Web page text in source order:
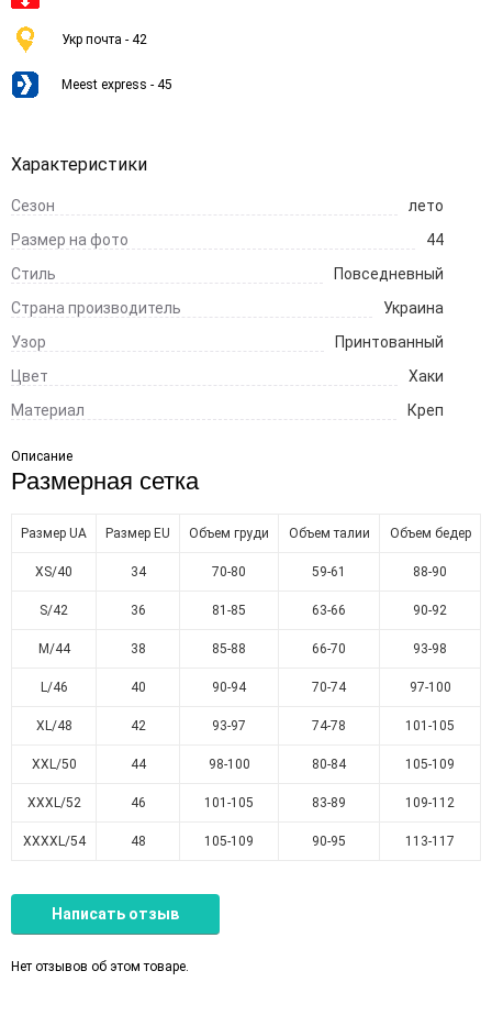
Укр почта - 42
Meest express - 45
Характеристики
Сезон
лето
Размер на фото
44
Стиль
Повседневный
Страна производитель
Украина
Узор
Принтованный
Цвет
Хаки
Материал
Креп
Описание
Размерная сетка
Размер UA Размер EU Объем груди Объем талии Объем бедер
XS/40 34 70-80 59-61 88-90
S/42 36 81-85 63-66 90-92
M/44 38 85-88 66-70 93-98
L/46 40 90-94 70-74 97-100
XL/48 42 93-97 74-78 101-105
XXL/50 44 98-100 80-84 105-109
XXXL/52 46 101-105 83-89 109-112
XXXXL/54 48 105-109 90-95 113-117
Написать отзыв
Нет отзывов об этом товаре.